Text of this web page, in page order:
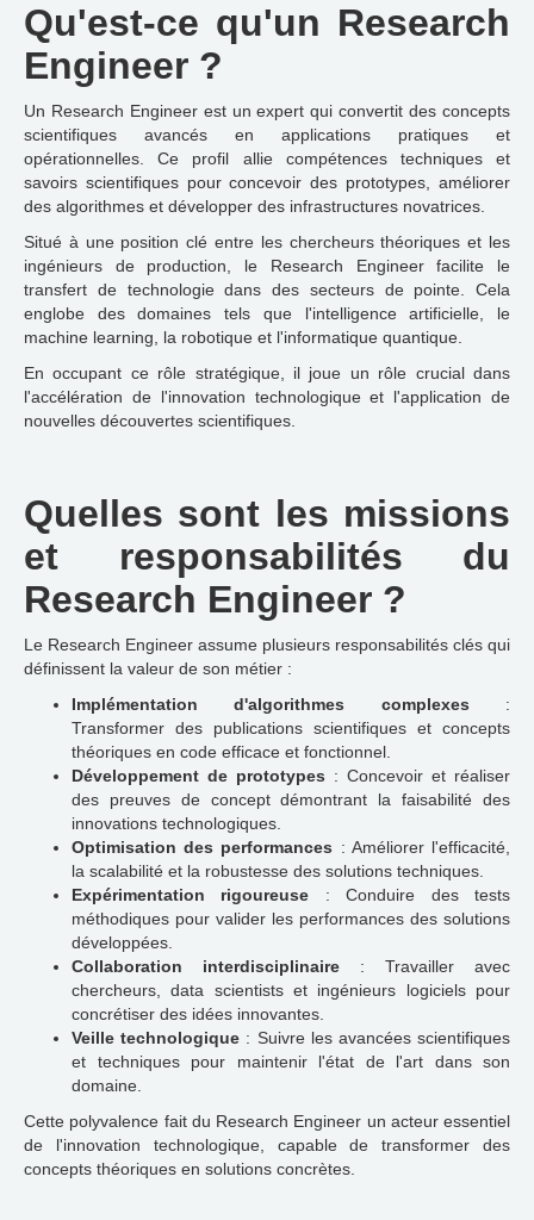
Qu'est-ce qu'un Research
Engineer ?
Un Research Engineer est un expert qui convertit des concepts
scientifiques avancés en applications pratiques et
opérationnelles. Ce profil allie compétences techniques et
savoirs scientifiques pour concevoir des prototypes, améliorer
des algorithmes et développer des infrastructures novatrices.
Situé à une position clé entre les chercheurs théoriques et les
ingénieurs de production, le Research Engineer facilite le
transfert de technologie dans des secteurs de pointe. Cela
englobe des domaines tels que l'intelligence artificielle, le
machine learning, la robotique et l'informatique quantique.
En occupant ce rôle stratégique, il joue un rôle crucial dans
l'accélération de l'innovation technologique et l'application de
nouvelles découvertes scientifiques.
Quelles sont les missions
et responsabilités du
Research Engineer ?
Le Research Engineer assume plusieurs responsabilités clés qui
définissent la valeur de son métier :
Implémentation d'algorithmes complexes :
Transformer des publications scientifiques et concepts
théoriques en code efficace et fonctionnel.
Développement de prototypes : Concevoir et réaliser
des preuves de concept démontrant la faisabilité des
innovations technologiques.
Optimisation des performances : Améliorer l'efficacité,
la scalabilité et la robustesse des solutions techniques.
Expérimentation rigoureuse : Conduire des tests
méthodiques pour valider les performances des solutions
développées.
Collaboration interdisciplinaire : Travailler avec
chercheurs, data scientists et ingénieurs logiciels pour
concrétiser des idées innovantes.
Veille technologique : Suivre les avancées scientifiques
et techniques pour maintenir l'état de l'art dans son
domaine.
Cette polyvalence fait du Research Engineer un acteur essentiel
de l'innovation technologique, capable de transformer des
concepts théoriques en solutions concrètes.